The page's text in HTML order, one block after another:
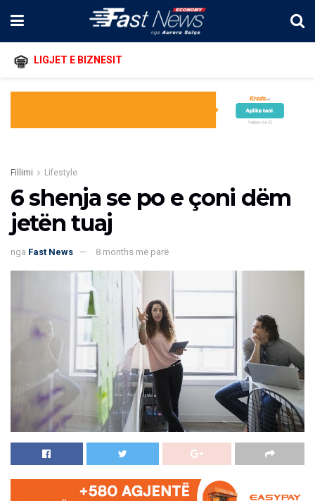
LIGJET E BIZNESIT
Fillimi Lifestyle
6 shenja se po e çoni dëm
jetën tuaj
nga Fast News 8 months më parë